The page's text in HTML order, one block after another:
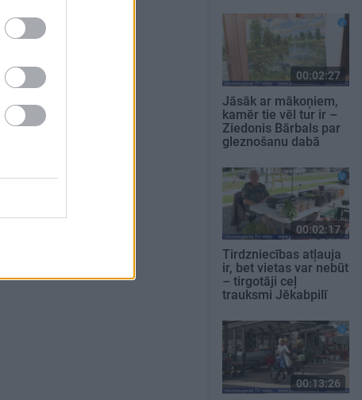
00:02:27
Jāsāk ar mākoņiem,
kamēr tie vēl tur ir –
Ziedonis Bārbals par
gleznošanu dabā
00:02:17
Tirdzniecības atļauja
ir, bet vietas var nebūt
– tirgotāji ceļ
trauksmi Jēkabpilī
00:13:26